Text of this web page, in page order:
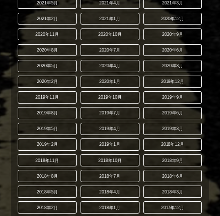
2021年5月 2021年4月 2021年3月
2021年2月 2021年1月 2020年12月
2020年11月 2020年10月 2020年9月
2020年8月 2020年7月 2020年6月
2020年5月 2020年4月 2020年3月
2020年2月 2020年1月 2019年12月
2019年11月 2019年10月 2019年9月
2019年8月 2019年7月 2019年6月
2019年5月 2019年4月 2019年3月
2019年2月 2019年1月 2018年12月
2018年11月 2018年10月 2018年9月
2018年8月 2018年7月 2018年6月
2018年5月 2018年4月 2018年3月
2018年2月 2018年1月 2017年12月